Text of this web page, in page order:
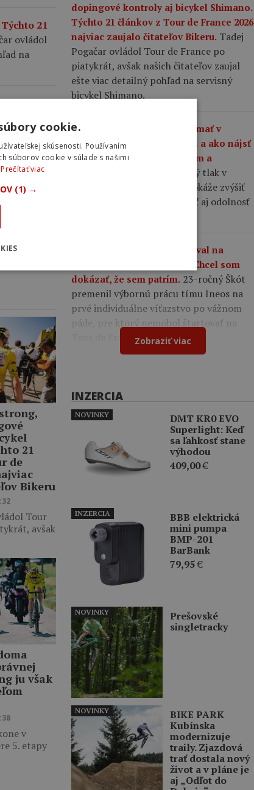
21
ovládol
na
že
21
de
Bikeru
Tour
avšak
ju však
v
5. etapy
dopingové kontroly aj bicykel Shimano.
Týchto 21 článkov z Tour de France 2026
najviac zaujalo čitateľov Bikeru. Tadej
Pogačar ovládol Tour de France po
piatykrát, avšak našich čitateľov zaujal
ešte viac detailný pohľad na servisný
bicykel Shimano.
10:01
Aký tlak by ste mali mať v
plášťoch na cestnom bicykli a ako nájsť
rovnováhu medzi komfortom a
Správne zvolený tlak v
plášťoch cestného bicykla dokáže zvýšiť
rýchlosť, komfort, priľnavosť aj odolnosť
Oscar Onley triumfoval na
pretekoch Okolo Burgosu: Chcel som
dokázať, že sem patrím. 23-ročný Škót
premenil výbornú prácu tímu Ineos na
prvé individuálne víťazstvo po vážnom
páde, pre ktorý nemohol štartovať na
Tour de France.Zobraziť viac
INZERCIA
DMT KR0 EVO
Superlight: Keď
sa ľahkosť stane
výhodou
409,00€
NOVINKY
BBB elektrická
mini pumpa
BMP-201
BarBank
79,95€
INZERCIA
Prešovské
singletracky
NOVINKY
BIKE PARK
Kubínska
modernizuje
traily. Zjazdová
trať dostala nový
život a v pláne je
aj „Odľot do
NOVINKY
cookie.
skúsenosti. Používaním
súborov cookie v súlade s našimi
Prečítať viac
(1) →